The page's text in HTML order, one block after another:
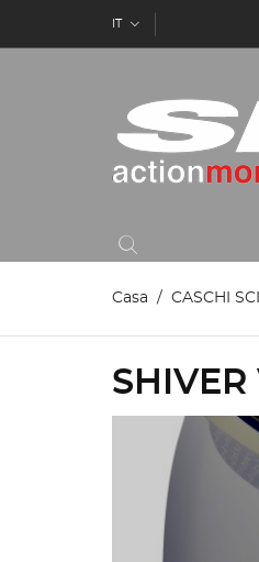
IT
Casa CASCHI SCI
SHIVER